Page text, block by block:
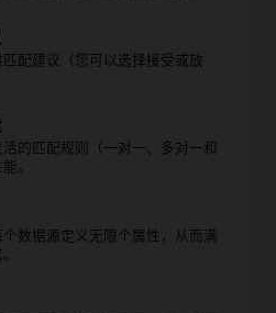
配建议（您可以选择接受或放
的匹配规则（一对一、多对一和
。
数据源定义无限个属性，从而满